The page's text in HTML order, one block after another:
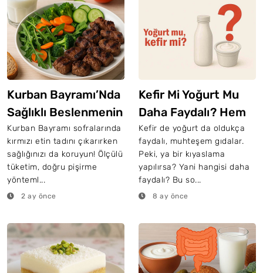
Kurban Bayramı’Nda
Sağlıklı Beslenmenin
7 Altın Kuralı
Kurban Bayramı sofralarında
kırmızı etin tadını çıkarırken
sağlığınızı da koruyun! Ölçülü
tüketim, doğru pişirme
yönteml...
2 ay önce
Kefir Mi Yoğurt Mu
Daha Faydalı? Hem
Yapay Zeka Hem Bir
Uzmana Sorduk
Kefir de yoğurt da oldukça
faydalı, muhteşem gıdalar.
Peki, ya bir kıyaslama
yapılırsa? Yani hangisi daha
faydalı? Bu so...
8 ay önce